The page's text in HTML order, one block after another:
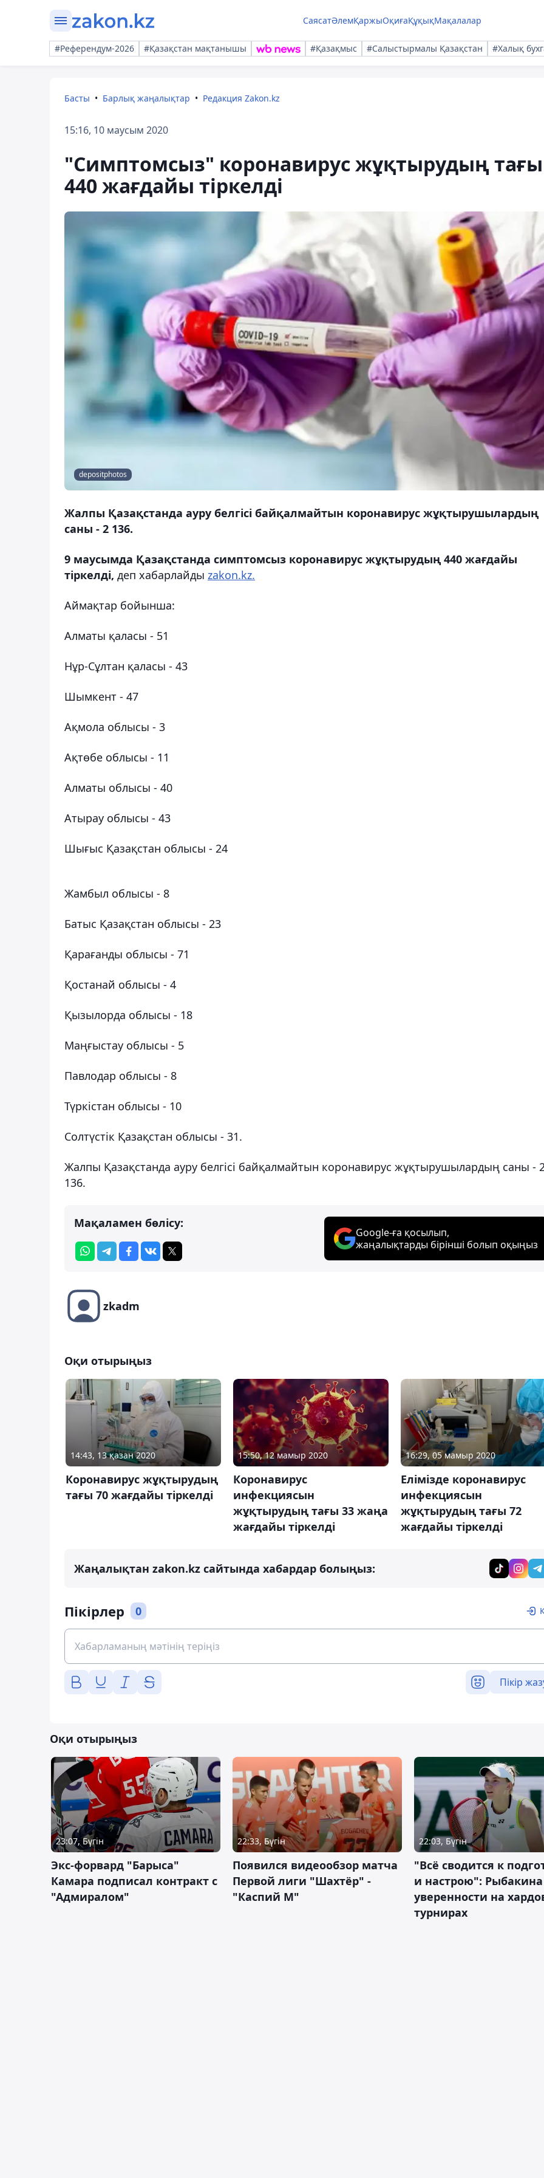
СаясатӘлемҚаржыОқиғаҚұқықМақалалар
#Референдум-2026 #Қазақстан мақтанышы #Қазақмыс #Салыстырмалы Қазақстан #Халық
Басты Барлық жаңалықтар Редакция Zakon.kz
15:16, 10 маусым 2020
"Симптомсыз" коронавирус жұқтырудың тағы
440 жағдайы тіркелді
depositphotos
Жалпы Қазақстанда ауру белгісі байқалмайтын коронавирус жұқтырушылардың
саны - 2 136.
9 маусымда Қазақстанда симптомсыз коронавирус жұқтырудың 440 жағдайы
тіркелді, деп хабарлайды zakon.kz.
Аймақтар бойынша:
Алматы қаласы - 51
Нұр-Сұлтан қаласы - 43
Шымкент - 47
Ақмола облысы - 3
Ақтөбе облысы - 11
Алматы облысы - 40
Атырау облысы - 43
Шығыс Қазақстан облысы - 24
Жамбыл облысы - 8
Батыс Қазақстан облысы - 23
Қарағанды ​​облысы - 71
Қостанай облысы - 4
Қызылорда облысы - 18
Маңғыстау облысы - 5
Павлодар облысы - 8
Түркістан облысы - 10
Солтүстік Қазақстан облысы - 31.
Жалпы Қазақстанда ауру белгісі байқалмайтын коронавирус жұқтырушылардың саны -
136.
Мақаламен бөлісу:
Google-ға қосылып,
жаңалықтарды бірінші болып оқыңыз
zkadm
Оқи отырыңыз
14:43, 13 қазан 2020
Коронавирус жұқтырудың
тағы 70 жағдайы тіркелді
15:50, 12 мамыр 2020
Коронавирус
инфекциясын
жұқтырудың тағы 33 жаңа
жағдайы тіркелді
16:29, 05 мамыр 2020
Елімізде коронавирус
инфекциясын
жұқтырудың тағы 72
жағдайы тіркелді
Жаңалықтан zakon.kz сайтында хабардар болыңыз:
Пікірлер 0
Пікір
Оқи отырыңыз
23:07, Бүгін
Экс-форвард "Барыса"
Камара подписал контракт с
"Адмиралом"
22:33, Бүгін
Появился видеообзор матча
Первой лиги "Шахтёр" -
"Каспий М"
22:03, Бүгін
"Всё сводится к
и настрою": Рыбакина
уверенности на
турнирах